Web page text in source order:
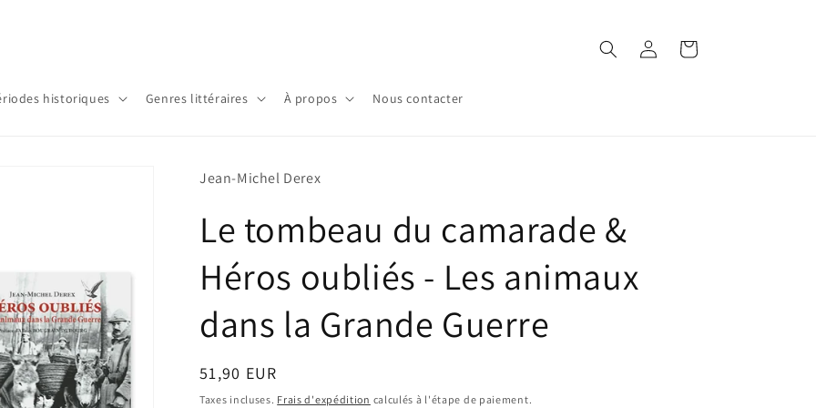
historiques Genres littéraires À propos Nous contacter
Connexion Panier
Jean-Michel Derex
Le tombeau du camarade &
Héros oubliés - Les animaux
dans la Grande Guerre
Prix
habituel
51,90 EUR
Taxes incluses. Frais d'expédition calculés à l'étape de paiement.